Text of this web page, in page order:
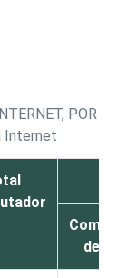
POR
Internet
de